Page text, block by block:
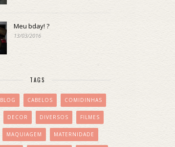
Meu bday! ?
13/03/2016
TAGS
BLOG CABELOS COMIDINHAS
DECOR DIVERSOS FILMES
MAQUIAGEM MATERNIDADE